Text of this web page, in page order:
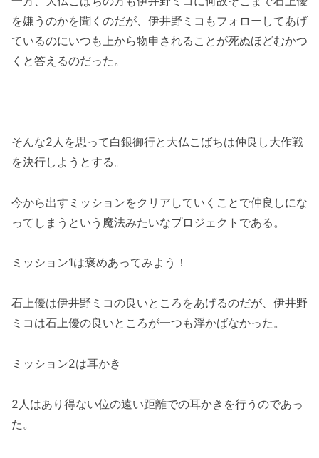
を嫌うのかを聞くのだが、伊井野ミコもフォローしてあげ
ているのにいつも上から物申されることが死ぬほどむかつ
くと答えるのだった。
そんな2人を思って白銀御行と大仏こばちは仲良し大作戦
を決行しようとする。
今から出すミッションをクリアしていくことで仲良しにな
ってしまうという魔法みたいなプロジェクトである。
ミッション1は褒めあってみよう！
石上優は伊井野ミコの良いところをあげるのだが、伊井野
ミコは石上優の良いところが一つも浮かばなかった。
ミッション2は耳かき
2人はあり得ない位の遠い距離での耳かきを行うのであっ
た。